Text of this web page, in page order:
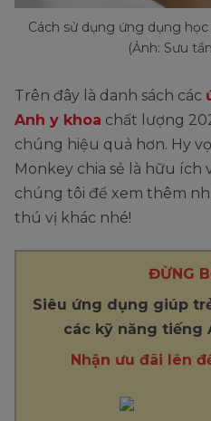
Cách sử dụng ứng dụng
(Ảnh: Sưu
Trên đây là danh sách các
Anh y khoa chất lượng
chúng hiệu quả hơn. Hy
Monkey chia sẻ là hữu ích
chúng tôi để xem thêm
thú vị khác nhé!
ĐỪNG
Siêu ứng dụng giúp
các kỹ năng tiếng
Nhận ưu đãi lên